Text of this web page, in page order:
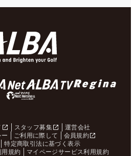
スタッフ募集
運営会社
ご利用に際して
会員規約
特定商取引法に基づく表示
用規約
マイページサービス利用規約